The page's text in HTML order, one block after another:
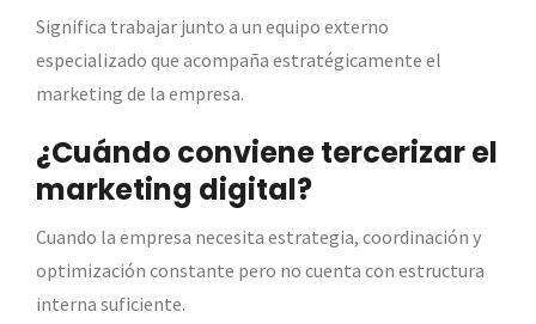
Significa trabajar junto a un equipo externo
especializado que acompaña estratégicamente el
marketing de la empresa.
¿Cuándo conviene tercerizar el
marketing digital?
Cuando la empresa necesita estrategia, coordinación y
optimización constante pero no cuenta con estructura
interna suficiente.